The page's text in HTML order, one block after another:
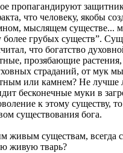
пропагандируют
что человеку, якобы
мыслящем
грубых существ”.
что богатство
прозябающие
страданий, от мук
или камнем? Не
бесконечные муки в
к этому существу,
существования бога.
существам, всегда
живую тварь?